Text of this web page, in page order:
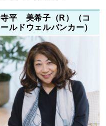
寺平 美希子（R）（コ
ールドウェルバンカー）